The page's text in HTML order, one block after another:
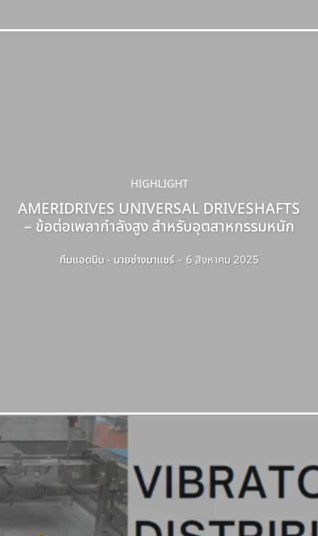
HIGHLIGHT
AMERIDRIVES UNIVERSAL DRIVESHAFTS
– ข้อต่อเพลากำลังสูง สำหรับอุตสาหกรรมหนัก
ทีมแอดมิน - นายช่างมาแชร์ - 6 สิงหาคม 2025